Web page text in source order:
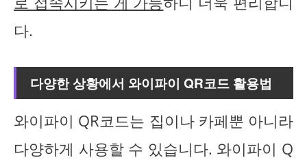
다.
다양한 상황에서 와이파이 QR코드 활용법
와이파이 QR코드는 집이나 카페뿐 아니라
다양하게 사용할 수 있습니다. 와이파이 Q